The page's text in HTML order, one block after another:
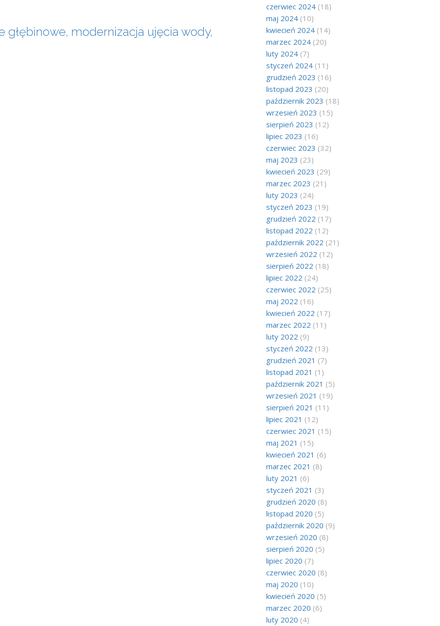
głębinowe, modernizacja ujęcia wody,
czerwiec 2024(18)
maj 2024(10)
kwiecień 2024(14)
marzec 2024(20)
luty 2024(7)
styczeń 2024(11)
grudzień 2023 (16)
listopad 2023 (20)
październik 2023 (18)
wrzesień 2023 (15)
sierpień 2023 (12)
lipiec 2023 (16)
czerwiec 2023 (32)
maj 2023 (23)
kwiecień 2023 (29)
marzec 2023 (21)
luty 2023 (24)
styczeń 2023 (19)
grudzień 2022 (17)
listopad 2022 (12)
październik 2022 (21)
wrzesień 2022 (12)
sierpień 2022 (18)
lipiec 2022 (24)
czerwiec 2022 (25)
maj 2022 (16)
kwiecień 2022 (17)
marzec 2022 (11)
luty 2022 (9)
styczeń 2022 (13)
grudzień 2021 (7)
listopad 2021 (1)
październik 2021 (5)
wrzesień 2021 (19)
sierpień 2021 (11)
lipiec 2021 (12)
czerwiec 2021 (15)
maj 2021 (15)
kwiecień 2021 (6)
marzec 2021 (8)
luty 2021 (6)
styczeń 2021 (3)
grudzień 2020 (8)
listopad 2020 (5)
październik 2020 (9)
wrzesień 2020 (8)
sierpień 2020 (5)
lipiec 2020 (7)
czerwiec 2020 (8)
maj 2020 (10)
kwiecień 2020 (5)
marzec 2020 (6)
luty 2020 (4)